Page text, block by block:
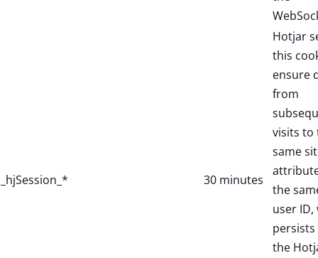
_hjSession_* 30 minutes
Hotjar
this
ensure
from
visits to
same
the
user ID,
persists
the